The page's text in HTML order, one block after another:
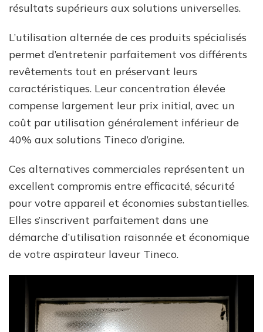
résultats supérieurs aux solutions universelles.
L’utilisation alternée de ces produits spécialisés
permet d’entretenir parfaitement vos différents
revêtements tout en préservant leurs
caractéristiques. Leur concentration élevée
compense largement leur prix initial, avec un
coût par utilisation généralement inférieur de
40% aux solutions Tineco d’origine.
Ces alternatives commerciales représentent un
excellent compromis entre efficacité, sécurité
pour votre appareil et économies substantielles.
Elles s’inscrivent parfaitement dans une
démarche d’utilisation raisonnée et économique
de votre aspirateur laveur Tineco.